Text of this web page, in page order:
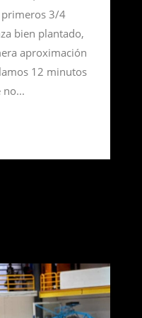
3/4
bien plantado,
aproximación
12 minutos
no...